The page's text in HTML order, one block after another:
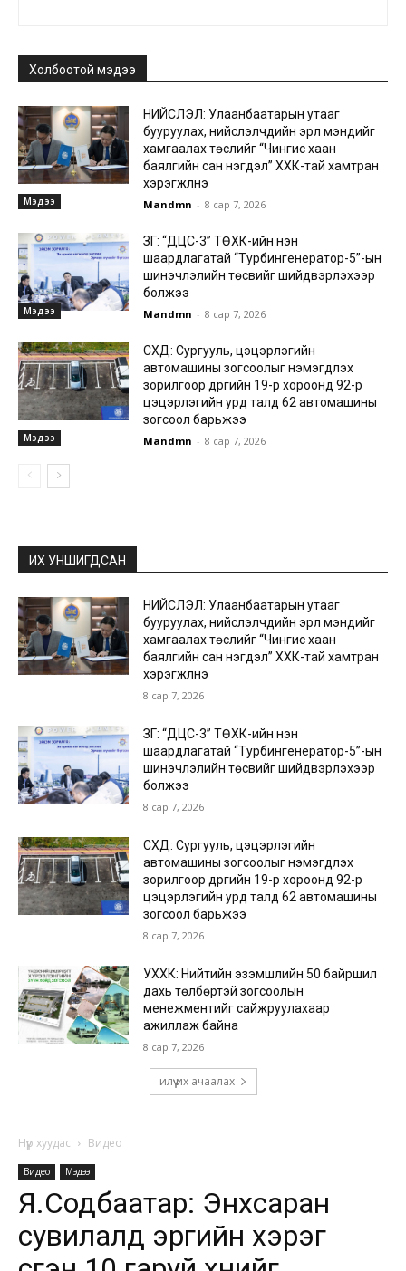
Холбоотой мэдээ
Мэдээ
НИЙСЛЭЛ: Улаанбаатарын утааг
бууруулах, нийслэлчүүдийн эрүүл мэндийг
хамгаалах төслийг “Чингис хаан
баялгийн сан нэгдэл” ХХК-тай хамтран
хэрэгжүүлнэ
Mandmn - 8 сар 7, 2026
Мэдээ
ЗГ: “ДЦС-3” ТӨХК-ийн нэн
шаардлагатай “Турбингенератор-5”-ын
шинэчлэлийн төсвийг шийдвэрлэхээр
болжээ
Mandmn - 8 сар 7, 2026
Мэдээ
СХД: Сургууль, цэцэрлэгийн
автомашины зогсоолыг нэмэгдүүлэх
зорилгоор дүүргийн 19-р хороонд 92-р
цэцэрлэгийн урд талд 62 автомашины
зогсоол барьжээ
Mandmn - 8 сар 7, 2026
ИХ УНШИГДСАН
НИЙСЛЭЛ: Улаанбаатарын утааг
бууруулах, нийслэлчүүдийн эрүүл мэндийг
хамгаалах төслийг “Чингис хаан
баялгийн сан нэгдэл” ХХК-тай хамтран
хэрэгжүүлнэ
8 сар 7, 2026
ЗГ: “ДЦС-3” ТӨХК-ийн нэн
шаардлагатай “Турбингенератор-5”-ын
шинэчлэлийн төсвийг шийдвэрлэхээр
болжээ
8 сар 7, 2026
СХД: Сургууль, цэцэрлэгийн
автомашины зогсоолыг нэмэгдүүлэх
зорилгоор дүүргийн 19-р хороонд 92-р
цэцэрлэгийн урд талд 62 автомашины
зогсоол барьжээ
8 сар 7, 2026
УХХК: Нийтийн эзэмшлийн 50 байршил
дахь төлбөртэй зогсоолын
менежментийг сайжруулахаар
ажиллаж байна
8 сар 7, 2026
илүү их ачаалах